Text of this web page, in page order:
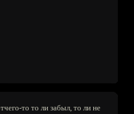
то то ли забыл, то ли не